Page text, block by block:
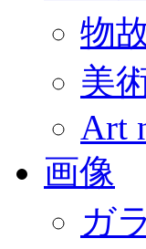
物
美
Art
画像
ガ